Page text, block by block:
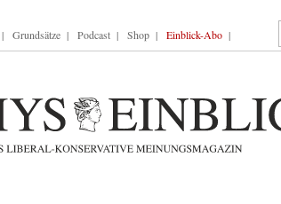
Grundsätze Podcast Shop Einblick-Abo